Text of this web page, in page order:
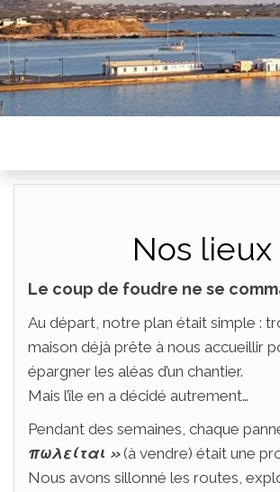
Nos lieux
Le coup de foudre ne se
Au départ, notre plan était simple :
maison déjà prête à nous accueillir
épargner les aléas d’un chantier.
Mais l’île en a décidé autrement…
Pendant des semaines, chaque
πωλείται »(à vendre) était une
Nous avons sillonné les routes,